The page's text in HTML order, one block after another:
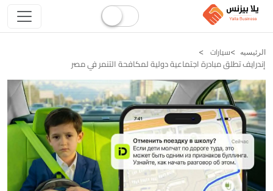
الرئيسيه سيارات
إندرايف تطلق مبادرة اجتماعية دولية لمكافحة التنمر في مصر